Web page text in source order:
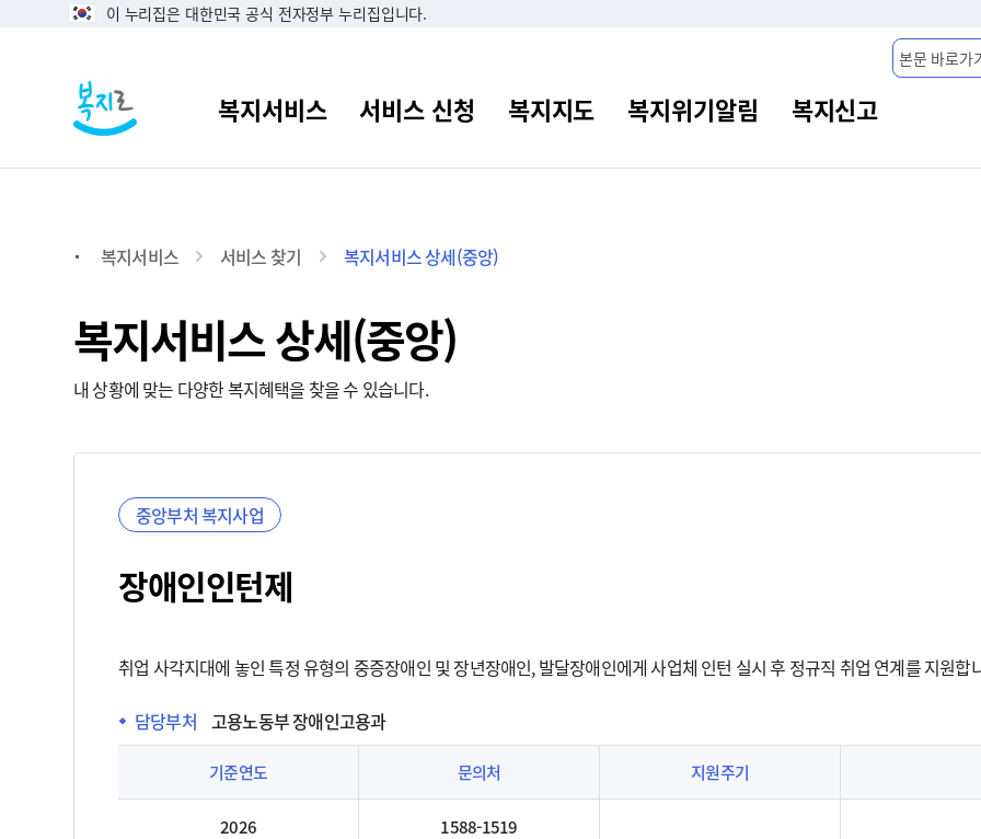
본문 바로가
이 누리집은 대한민국 공식 전자정부 누리집입니다.
복지서비스 서비스 찾기 복지서비스 상세(중앙)
복지서비스 상세(중앙)
내 상황에 맞는 다양한 복지혜택을 찾을 수 있습니다.
중앙부처 복지사업
장애인인턴제
취업 사각지대에 놓인 특정 유형의 중증장애인 및 장년장애인, 발달장애인에게 사업체 인턴 실시 후 정규직 취업 연계를 지원합
담당부처 고용노동부 장애인고용과
기준연도
2026
문의처
1588-1519
지원주기